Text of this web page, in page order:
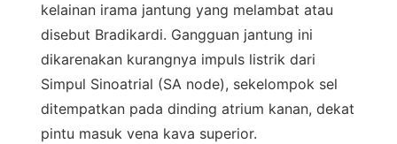
kelainan irama jantung yang melambat atau
disebut Bradikardi. Gangguan jantung ini
dikarenakan kurangnya impuls listrik dari
Simpul Sinoatrial (SA node), sekelompok sel
ditempatkan pada dinding atrium kanan, dekat
pintu masuk vena kava superior.